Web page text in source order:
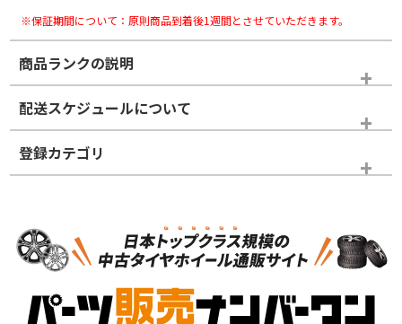
※保証期間について：原則商品到着後1週間とさせていただきます。
商品ランクの説明
※商品ランクは出品者の主観により判断しておりますので、あら
かじめご了承ください。
ホイールランク
S
品）
S
新車外し品（新古
付き
配送スケジュールについて
登録カテゴリ
スタッドレスタイヤホイールセット